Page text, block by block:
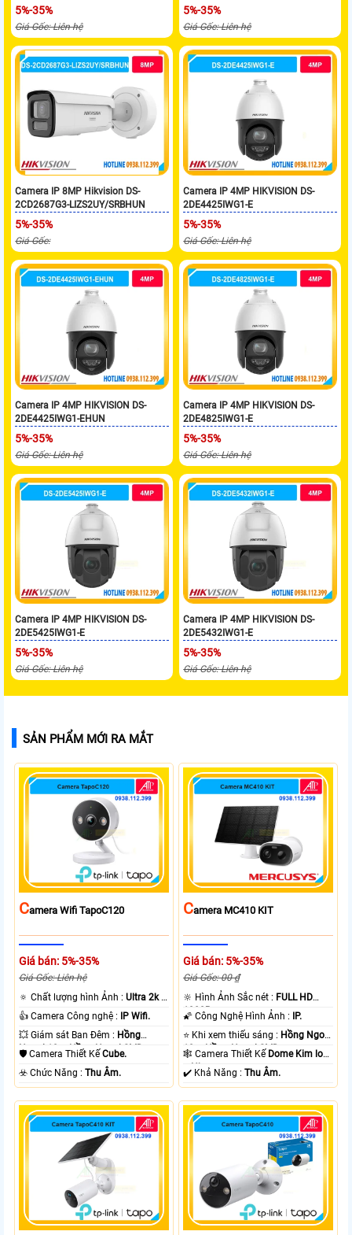
5%-35%
Giá Gốc: Liên hệ
5%-35%
Giá Gốc: Liên hệ
Camera IP 8MP Hikvision DS-
2CD2687G3-LIZS2UY/SRBHUN
5%-35%
Giá Gốc:
Camera IP 4MP HIKVISION DS-
2DE4425IWG1-E
5%-35%
Giá Gốc: Liên hệ
Camera IP 4MP HIKVISION DS-
2DE4425IWG1-EHUN
5%-35%
Giá Gốc: Liên hệ
Camera IP 4MP HIKVISION DS-
2DE4825IWG1-E
5%-35%
Giá Gốc: Liên hệ
Camera IP 4MP HIKVISION DS-
2DE5425IWG1-E
5%-35%
Giá Gốc: Liên hệ
Camera IP 4MP HIKVISION DS-
2DE5432IWG1-E
5%-35%
Giá Gốc: Liên hệ
SẢN PHẨM MỚI RA MẮT
CAmera Wifi TapoC120
Giá bán: 5%-35%
Giá Gốc: Liên hệ
🔅 Chất lượng hình Ảnh :Ultra 2k +
.
👍 Camera Công nghệ :
IP Wifi.
💥 Giám sát Ban Đêm : Hồng
Ngoại 10m Hồng Ngoại SMD.
🛡 Camera Thiết KếCube.
️☣️ Chức Năng :Thu Âm.
CAmera MC410 KIT
Giá bán: 5%-35%
Giá Gốc: 00 ₫
🔆 Hình Ảnh Sắc nét : FULL HD
1080P .
🌠 Công Nghệ Hình Ảnh :
IP.
⭐ Khi xem thiếu sáng : Hồng Ngoại
10m Hồng Ngoại SMD.
🕸️ Camera Thiết Kế Dome Kim loại
+ Nhựa.
️✔️ Khả Năng :Thu Âm.